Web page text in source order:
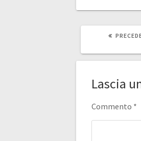
Lascia
Commento *